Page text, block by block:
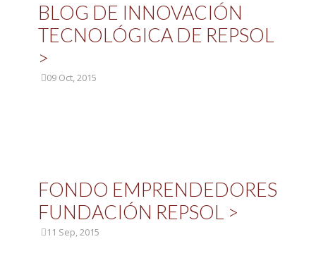
BLOG DE INNOVACIÓN
TECNOLÓGICA DE REPSOL
>
09 Oct, 2015
FONDO EMPRENDEDORES
FUNDACIÓN REPSOL >
11 Sep, 2015